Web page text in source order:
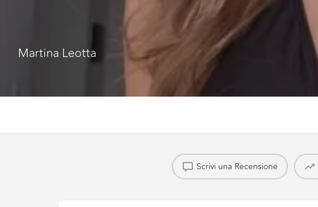
Martina Leotta
Scrivi una Recensione